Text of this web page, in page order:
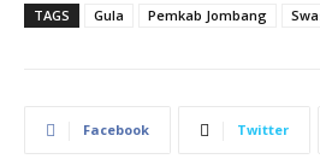
TAGS Gula Pemkab Jombang
Facebook Twitter